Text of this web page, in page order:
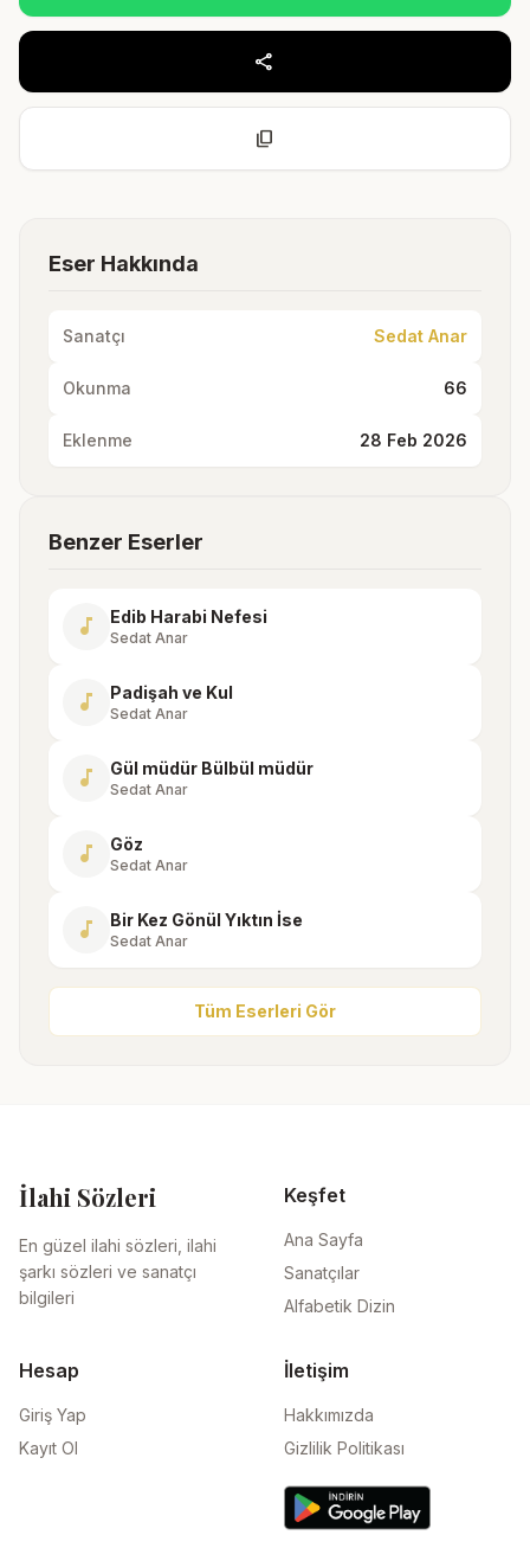
share
content_copy
Eser Hakkında
Sanatçı Sedat Anar
Okunma 66
Eklenme 28 Feb 2026
Benzer Eserler
music_note Edib Harabi Nefesi
Sedat Anar
music_note Padişah ve Kul
Sedat Anar
music_note Gül müdür Bülbül müdür
Sedat Anar
music_note Göz
Sedat Anar
music_note Bir Kez Gönül Yıktın İse
Sedat Anar
Tüm Eserleri Gör
İlahi Sözleri
En güzel ilahi sözleri, ilahi
şarkı sözleri ve sanatçı
bilgileri
Keşfet
Ana Sayfa
Sanatçılar
Alfabetik Dizin
Hesap
Giriş Yap
Kayıt Ol
İletişim
Hakkımızda
Gizlilik Politikası